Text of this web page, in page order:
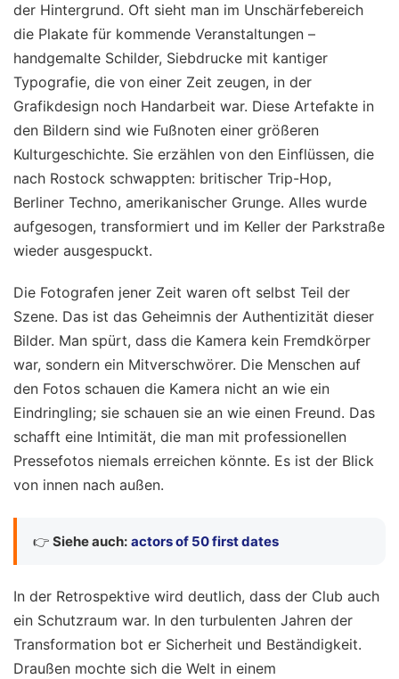
der Hintergrund. Oft sieht man im Unschärfebereich
die Plakate für kommende Veranstaltungen –
handgemalte Schilder, Siebdrucke mit kantiger
Typografie, die von einer Zeit zeugen, in der
Grafikdesign noch Handarbeit war. Diese Artefakte in
den Bildern sind wie Fußnoten einer größeren
Kulturgeschichte. Sie erzählen von den Einflüssen, die
nach Rostock schwappten: britischer Trip-Hop,
Berliner Techno, amerikanischer Grunge. Alles wurde
aufgesogen, transformiert und im Keller der Parkstraße
wieder ausgespuckt.
Die Fotografen jener Zeit waren oft selbst Teil der
Szene. Das ist das Geheimnis der Authentizität dieser
Bilder. Man spürt, dass die Kamera kein Fremdkörper
war, sondern ein Mitverschwörer. Die Menschen auf
den Fotos schauen die Kamera nicht an wie ein
Eindringling; sie schauen sie an wie einen Freund. Das
schafft eine Intimität, die man mit professionellen
Pressefotos niemals erreichen könnte. Es ist der Blick
von innen nach außen.
👉 Siehe auch: actors of 50 first dates
In der Retrospektive wird deutlich, dass der Club auch
ein Schutzraum war. In den turbulenten Jahren der
Transformation bot er Sicherheit und Beständigkeit.
Draußen mochte sich die Welt in einem